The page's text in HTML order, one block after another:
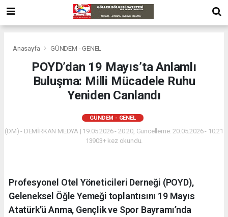
Anasayfa GÜNDEM - GENEL
POYD’dan 19 Mayıs’ta Anlamlı
Buluşma: Milli Mücadele Ruhu
Yeniden Canlandı
GÜNDEM - GENEL
(DM) - DEMİRKAN MEDYA | 19.05.2026 - 20:20, Güncelleme: 20.05.2026 - 10:21
13903+ kez okundu.
Profesyonel Otel Yöneticileri Derneği (POYD),
Geleneksel Öğle Yemeği toplantısını 19 Mayıs
Atatürk'ü Anma, Gençlik ve Spor Bayramı’nda